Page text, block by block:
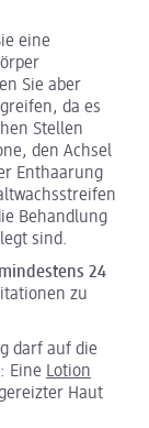
eine
Sie aber
greifen, da es
Stellen
den Achsel
Enthaarung
Behandlung
sind.
24
zu
darf auf die
Eine Lotion
Haut